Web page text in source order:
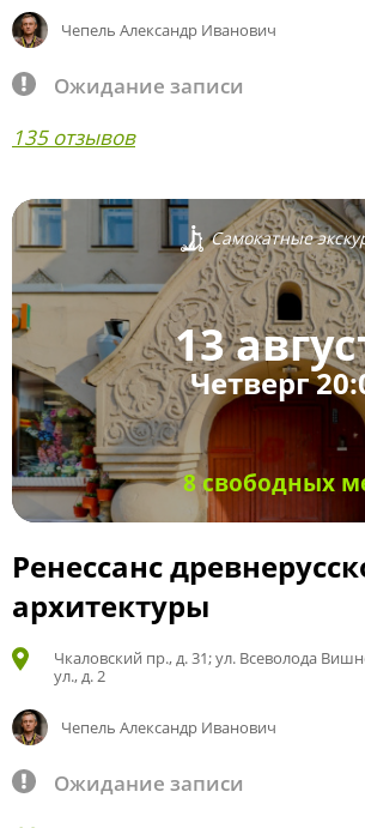
Чепель Александр Иванович
Ожидание записи
135 отзывов
Самокатные
13
Четверг
8 свободных
Ренессанс
архитектуры
Чкаловский пр., д. 31; ул. Всеволода
ул., д. 2
Чепель Александр Иванович
Ожидание записи